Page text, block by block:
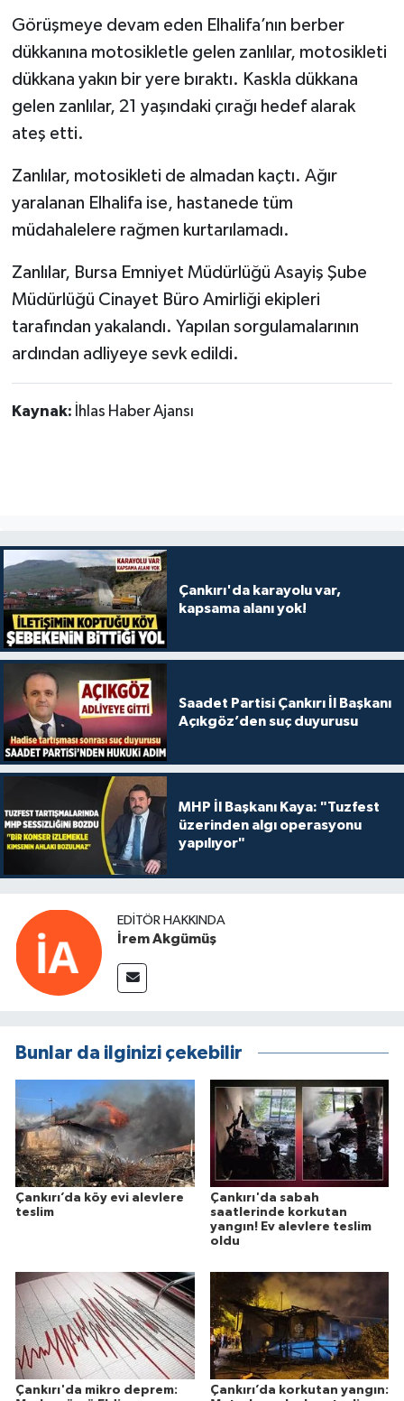
Görüşmeye devam eden Elhalifa’nın berber
dükkanına motosikletle gelen zanlılar, motosikleti
dükkana yakın bir yere bıraktı. Kaskla dükkana
gelen zanlılar, 21 yaşındaki çırağı hedef alarak
ateş etti.
Zanlılar, motosikleti de almadan kaçtı. Ağır
yaralanan Elhalifa ise, hastanede tüm
müdahalelere rağmen kurtarılamadı.
Zanlılar, Bursa Emniyet Müdürlüğü Asayiş Şube
Müdürlüğü Cinayet Büro Amirliği ekipleri
tarafından yakalandı. Yapılan sorgulamalarının
ardından adliyeye sevk edildi.
Kaynak: İhlas Haber Ajansı
Çankırı'da karayolu var,
kapsama alanı yok!
Saadet Partisi Çankırı İl Başkanı
Açıkgöz’den suç duyurusu
MHP İl Başkanı Kaya: "Tuzfest
üzerinden algı operasyonu
yapılıyor"
EDITÖR HAKKINDA
İrem Akgümüş
Bunlar da ilginizi çekebilir
Çankırı’da köy evi alevlere
teslim
Çankırı'da sabah
saatlerinde korkutan
yangın! Ev alevlere teslim
oldu
Çankırı'da mikro deprem:
Çankırı’da korkutan yangın: